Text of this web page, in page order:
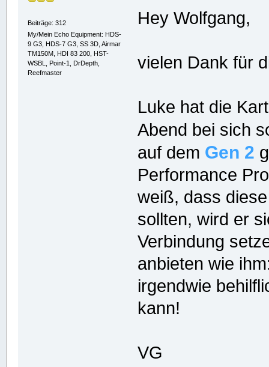
Beiträge: 312
My/Mein Echo Equipment: HDS-
9 G3, HDS-7 G3, SS 3D, Airmar
TM150M, HDI 83 200, HST-
WSBL, Point-1, DrDepth,
Reefmaster
Hey Wolfgang,
vielen Dank für
Luke hat die
Abend bei sich
auf dem Gen 2
Performance
weiß, dass
sollten, wird er
Verbindung
anbieten wie
irgendwie
kann!
VG